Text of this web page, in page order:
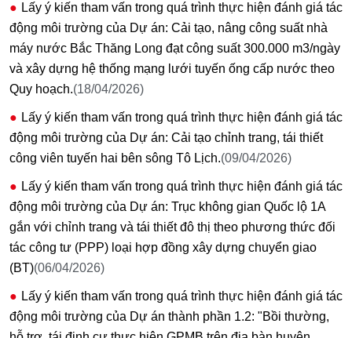
Lấy ý kiến tham vấn trong quá trình thực hiện đánh giá tác
động môi trường của Dự án: Cải tạo, nâng công suất nhà
máy nước Bắc Thăng Long đạt công suất 300.000 m3/ngày
và xây dựng hệ thống mạng lưới tuyến ống cấp nước theo
Quy hoạch.(18/04/2026)
Lấy ý kiến tham vấn trong quá trình thực hiện đánh giá tác
động môi trường của Dự án: Cải tạo chỉnh trang, tái thiết
công viên tuyến hai bên sông Tô Lịch.(09/04/2026)
Lấy ý kiến tham vấn trong quá trình thực hiện đánh giá tác
động môi trường của Dự án: Trục không gian Quốc lộ 1A
gắn với chỉnh trang và tái thiết đô thị theo phương thức đối
tác công tư (PPP) loại hợp đồng xây dựng chuyển giao
(BT)(06/04/2026)
Lấy ý kiến tham vấn trong quá trình thực hiện đánh giá tác
động môi trường của Dự án thành phần 1.2: "Bồi thường,